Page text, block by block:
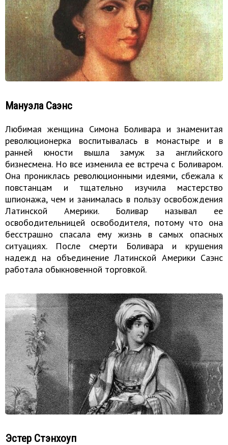
Мануэла Саэнс
Любимая женщина Симона Боливара и знаменитая
революционерка воспитывалась в монастыре и в
ранней юности вышла замуж за английского
бизнесмена. Но все изменила ее встреча с Боливаром.
Она прониклась революционными идеями, сбежала к
повстанцам и тщательно изучила мастерство
шпионажа, чем и занималась в пользу освобождения
Латинской Америки. Боливар называл ее
освободительницей освободителя, потому что она
бесстрашно спасала ему жизнь в самых опасных
ситуациях. После смерти Боливара и крушения
надежд на объединение Латинской Америки Саэнс
работала обыкновенной торговкой.
Эстер Стэнхоуп